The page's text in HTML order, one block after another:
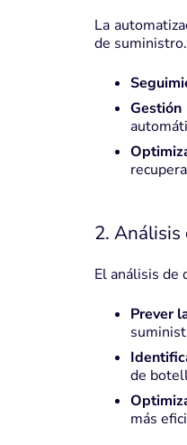
La
de
2. Análisis
El análisis de
Prever
de
más